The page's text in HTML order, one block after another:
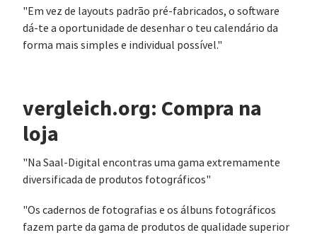
"Em vez de layouts padrão pré-fabricados, o software
dá-te a oportunidade de desenhar o teu calendário da
forma mais simples e individual possível."
vergleich.org: Compra na
loja
"Na Saal-Digital encontras uma gama extremamente
diversificada de produtos fotográficos"
"Os cadernos de fotografias e os álbuns fotográficos
fazem parte da gama de produtos de qualidade superior